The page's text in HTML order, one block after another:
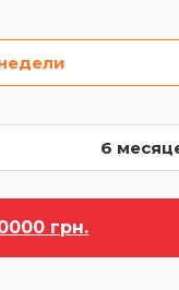
6
грн.